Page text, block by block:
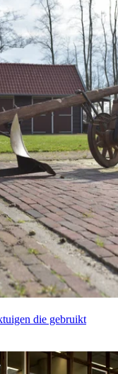
die gebruikt